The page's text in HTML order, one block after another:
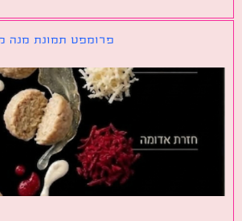
פרומפט תמונת מנה מפורקת